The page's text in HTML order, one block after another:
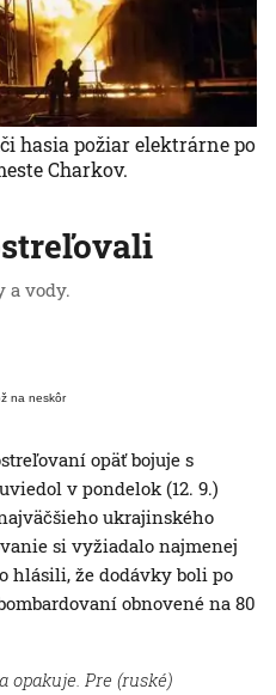
a vody.
na neskôr
hasia požiar elektrárne po
Charkov.
opäť bojuje s
v pondelok (12. 9.)
ukrajinského
si vyžiadalo najmenej
hlásili, že dodávky boli po
obnovené na 80
opakuje. Pre (ruské)